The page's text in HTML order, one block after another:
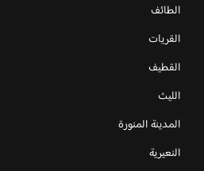
الطائف
القريات
القطيف
الليث
المدينة المنورة
النعيرية